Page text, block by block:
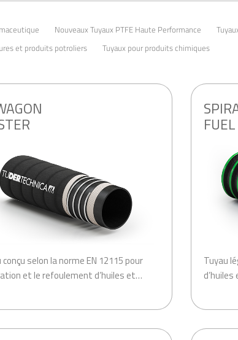
Nouveaux Tuyaux PTFE Haute Performance
et produits potroliers
Tuyaux pour produits chimiques
conçu selon la norme EN 12115 pour
et le refoulement d’huiles et…
FUEL
Tuyau